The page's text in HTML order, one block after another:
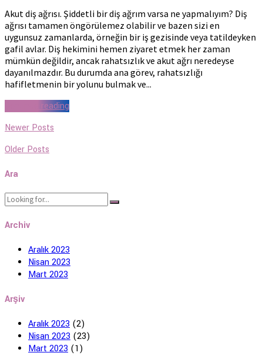
Akut diş ağrısı. Şiddetli bir diş ağrım varsa ne yapmalıyım? Diş
ağrısı tamamen öngörülemez olabilir ve bazen sizi en
uygunsuz zamanlarda, örneğin bir iş gezisinde veya tatildeyken
gafil avlar. Diş hekimini hemen ziyaret etmek her zaman
mümkün değildir, ancak rahatsızlık ve akut ağrı neredeyse
dayanılmazdır. Bu durumda ana görev, rahatsızlığı
hafifletmenin bir yolunu bulmak ve...
Continue reading
Newer Posts
Older Posts
Ara
Archiv
Aralık 2023
Nisan 2023
Mart 2023
Arşiv
Aralık 2023 (2)
Nisan 2023 (23)
Mart 2023 (1)